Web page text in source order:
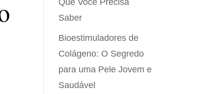
Que Você Precisa
Saber
Bioestimuladores de
Colágeno: O Segredo
para uma Pele Jovem e
Saudável